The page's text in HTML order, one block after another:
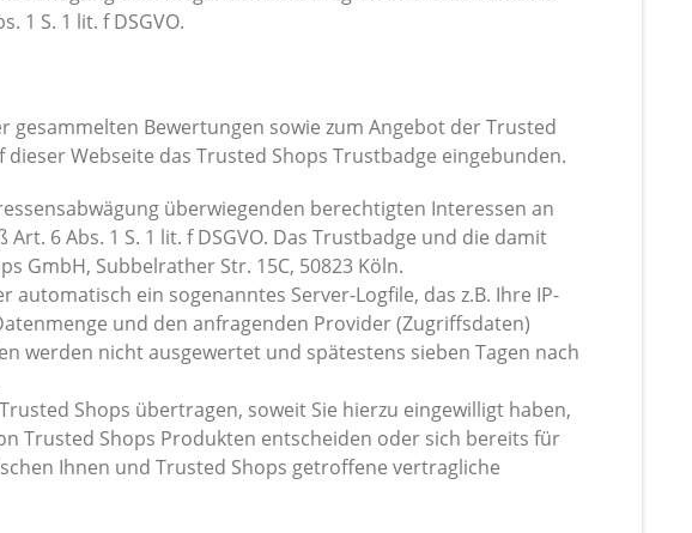
1 S. 1 lit. f DSGVO.
gesammelten Bewertungen sowie zum Angebot der Trusted
Webseite das Trusted Shops Trustbadge eingebunden.
überwiegenden berechtigten Interessen an
6 Abs. 1 S. 1 lit. f DSGVO. Das Trustbadge und die damit
GmbH, Subbelrather Str. 15C, 50823 Köln.
ein sogenanntes Server-Logfile, das z.B. Ihre IP-
und den anfragenden Provider (Zugriffsdaten)
werden nicht ausgewertet und spätestens sieben Tagen nach
Shops übertragen, soweit Sie hierzu eingewilligt haben,
Trusted Shops Produkten entscheiden oder sich bereits für
Ihnen und Trusted Shops getroffene vertragliche